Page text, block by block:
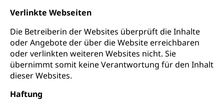
Verlinkte Webseiten
Die Betreiberin der Websites überprüft die Inhalte
oder Angebote der über die Website erreichbaren
oder verlinkten weiteren Websites nicht. Sie
übernimmt somit keine Verantwortung für den Inhalt
dieser Websites.
Haftung